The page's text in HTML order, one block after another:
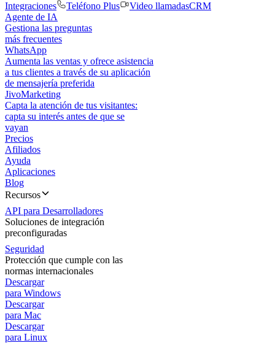
Integraciones
Teléfono Plus Video llamadasCRM
Agente de IA
Gestiona las preguntas
más frecuentes
WhatsApp
Aumenta las ventas y ofrece asistencia
a tus clientes a través de su aplicación
de mensajería preferida
JivoMarketing
Capta la atención de tus visitantes:
capta su interés antes de que se
vayan
Precios
Afiliados
Ayuda
Aplicaciones
Blog
Recursos
API para Desarrolladores
Soluciones de integración
preconfiguradas
Seguridad
Protección que cumple con las
normas internacionales
Descargar
para Windows
Descargar
para Mac
Descargar
para Linux